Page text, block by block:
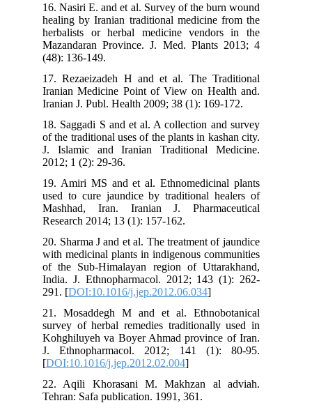
16. Nasiri E. and et al. Survey of the burn wound
healing by Iranian traditional medicine from the
herbalists or herbal medicine vendors in the
Mazandaran Province. J. Med. Plants 2013; 4
(48): 136-149.
17. Rezaeizadeh H and et al. The Traditional
Iranian Medicine Point of View on Health and.
Iranian J. Publ. Health 2009; 38 (1): 169-172.
18. Saggadi S and et al. A collection and survey
of the traditional uses of the plants in kashan city.
J. Islamic and Iranian Traditional Medicine.
2012; 1 (2): 29-36.
19. Amiri MS and et al. Ethnomedicinal plants
used to cure jaundice by traditional healers of
Mashhad, Iran. Iranian J. Pharmaceutical
Research 2014; 13 (1): 157-162.
20. Sharma J and et al. The treatment of jaundice
with medicinal plants in indigenous communities
of the Sub-Himalayan region of Uttarakhand,
India. J. Ethnopharmacol. 2012; 143 (1): 262-
291. [DOI:10.1016/j.jep.2012.06.034
21. Mosaddegh M and et al. Ethnobotanical
survey of herbal remedies traditionally used in
Kohghiluyeh va Boyer Ahmad province of Iran.
J. Ethnopharmacol. 2012; 141 (1): 80-95.
[DOI:10.1016/j.jep.2012.02.004
22. Aqili Khorasani M. Makhzan al adviah.
Tehran: Safa publication. 1991, 361.